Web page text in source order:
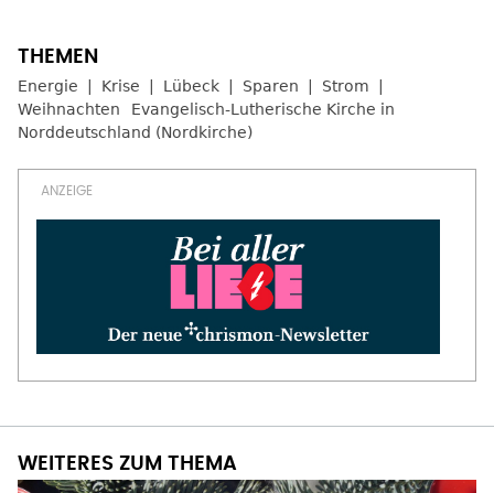
Energie Krise Lübeck Sparen
Strom
Weihnachten
Evangelisch-Lutherische Kirche in
Norddeutschland (Nordkirche)
WEITERES ZUM THEMA